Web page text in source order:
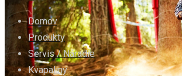
Domov
Produkty
Servis / Náradie
Kvapaliny